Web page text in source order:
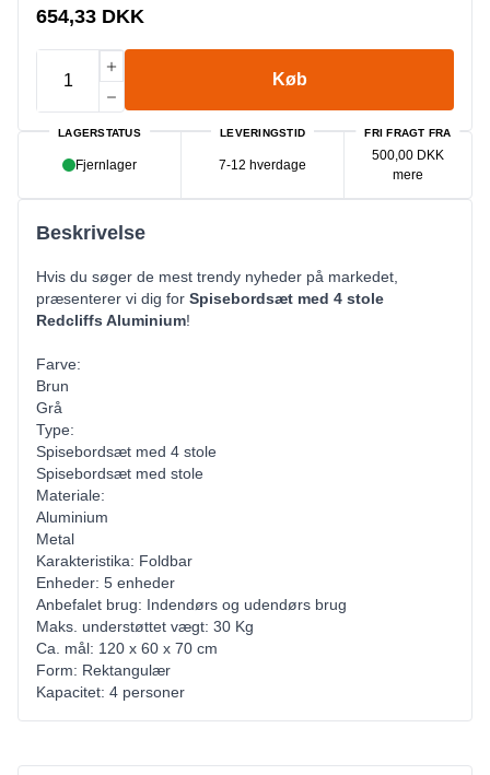
654,33 DKK
Køb
LAGERSTATUS
Fjernlager
LEVERINGSTID
7-12 hverdage
FRI FRAGT FRA
500,00 DKK
mere
Beskrivelse
Hvis du søger de mest trendy nyheder på markedet,
præsenterer vi dig for Spisebordsæt med 4 stole
Redcliffs Aluminium!
Farve:
Brun
Grå
Type:
Spisebordsæt med 4 stole
Spisebordsæt med stole
Materiale:
Aluminium
Metal
Karakteristika: Foldbar
Enheder: 5 enheder
Anbefalet brug: Indendørs og udendørs brug
Maks. understøttet vægt: 30 Kg
Ca. mål: 120 x 60 x 70 cm
Form: Rektangulær
Kapacitet: 4 personer